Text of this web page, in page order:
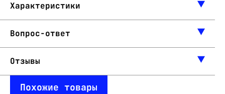
Характеристики
Вопрос-ответ
Отзывы
Похожие товары